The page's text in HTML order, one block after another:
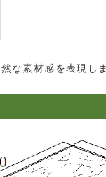
な素材感を表現し